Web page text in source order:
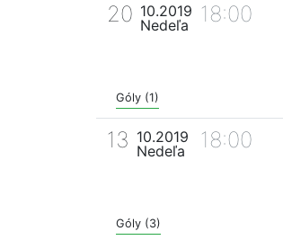
20 10.2019
Nedeľa
18:00
Góly (1)
13 10.2019
Nedeľa
18:00
Góly (3)